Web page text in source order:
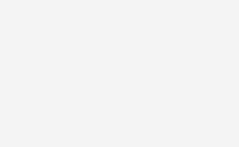
planen und umsetzen zu können.
bei der Montage?
und Ganzen nichts. Der
für die Produktauswahl und die fachlich
nach den allgemein anerkannten